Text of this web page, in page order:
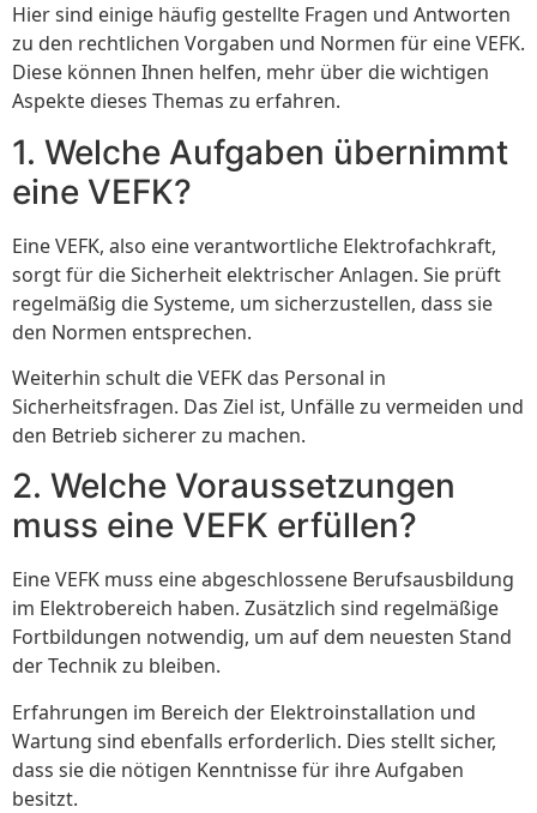
Hier sind einige häufig gestellte Fragen und Antworten
zu den rechtlichen Vorgaben und Normen für eine VEFK.
Diese können Ihnen helfen, mehr über die wichtigen
Aspekte dieses Themas zu erfahren.
1. Welche Aufgaben übernimmt
eine VEFK?
Eine VEFK, also eine verantwortliche Elektrofachkraft,
sorgt für die Sicherheit elektrischer Anlagen. Sie prüft
regelmäßig die Systeme, um sicherzustellen, dass sie
den Normen entsprechen.
Weiterhin schult die VEFK das Personal in
Sicherheitsfragen. Das Ziel ist, Unfälle zu vermeiden und
den Betrieb sicherer zu machen.
2. Welche Voraussetzungen
muss eine VEFK erfüllen?
Eine VEFK muss eine abgeschlossene Berufsausbildung
im Elektrobereich haben. Zusätzlich sind regelmäßige
Fortbildungen notwendig, um auf dem neuesten Stand
der Technik zu bleiben.
Erfahrungen im Bereich der Elektroinstallation und
Wartung sind ebenfalls erforderlich. Dies stellt sicher,
dass sie die nötigen Kenntnisse für ihre Aufgaben
besitzt.